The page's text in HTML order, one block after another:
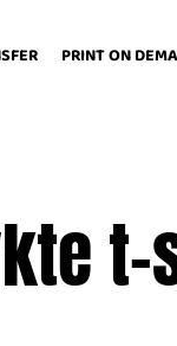
PRINT ON